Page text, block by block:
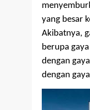
yang besar
Akibatnya,
berupa
dengan
dengan